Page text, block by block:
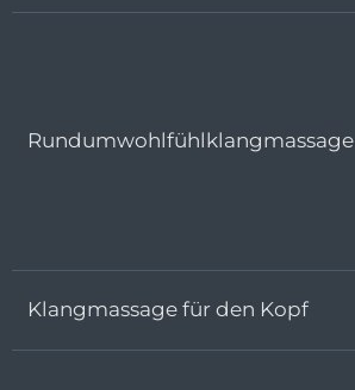
Rundumwohlfühlklangmassage
Klangmassage für den Kopf